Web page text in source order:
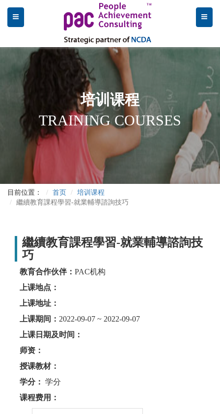
培训课程
TRAINING COURSES
目前位置： 首页
培训课程
繼續教育課程學習-就業輔導諮詢技巧
繼續教育課程學習-就業輔導諮詢技
巧
教育合作伙伴： PAC机构
上课地点：
上课地址：
上课期间： 2022-09-07 ~ 2022-09-07
上课日期及时间：
师资：
授课教材：
学分： 学分
课程费用：